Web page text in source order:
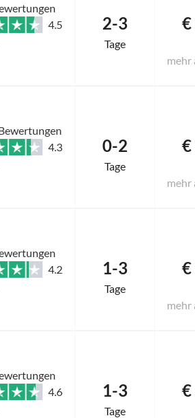
4.5
2-3
Tage
€
mehr
4.3
0-2
Tage
€
mehr
4.2
1-3
Tage
€
mehr
4.6
1-3
Tage
€